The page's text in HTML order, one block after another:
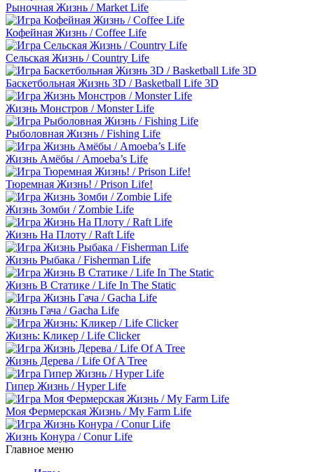
Рыночная Жизнь / Market Life
Кофейная Жизнь / Coffee Life
Сельская Жизнь / Country Life
Баскетбольная Жизнь 3D / Basketball Life 3D
Жизнь Монстров / Monster Life
Рыболовная Жизнь / Fishing Life
Жизнь Амёбы / Amoeba’s Life
Тюремная Жизнь! / Prison Life!
Жизнь Зомби / Zombie Life
Жизнь На Плоту / Raft Life
Жизнь Рыбака / Fisherman Life
Жизнь В Статике / Life In The Static
Жизнь Гача / Gacha Life
Жизнь: Кликер / Life Clicker
Жизнь Дерева / Life Of A Tree
Гипер Жизнь / Hyper Life
Моя Фермерская Жизнь / My Farm Life
Жизнь Конура / Conur Life
Главное меню